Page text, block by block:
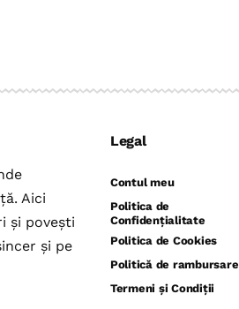
Aici
și povești
și pe
Legal
Contul meu
Politica de
Confidențialitate
Politica de Cookies
Politică de rambursare
Termeni și Condiții